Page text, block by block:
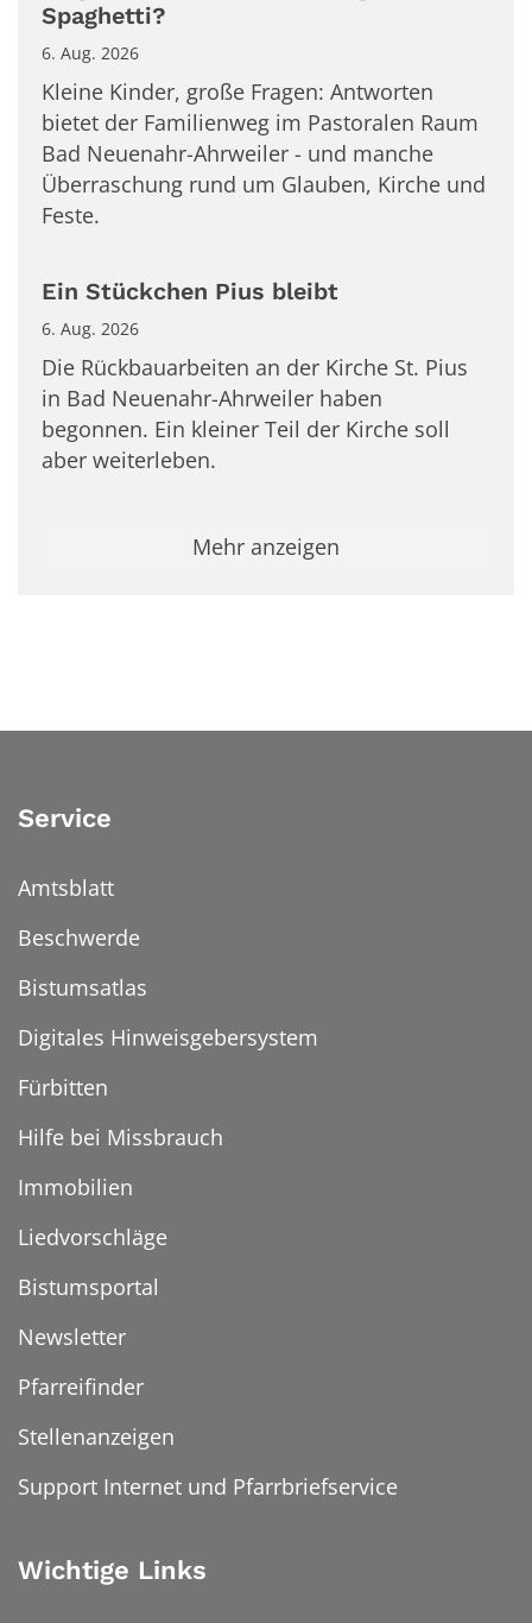
Spaghetti?
6. Aug. 2026
Kleine Kinder, große Fragen: Antworten
bietet der Familienweg im Pastoralen Raum
Bad Neuenahr-Ahrweiler - und manche
Überraschung rund um Glauben, Kirche und
Feste.
Ein Stückchen Pius bleibt
6. Aug. 2026
Die Rückbauarbeiten an der Kirche St. Pius
in Bad Neuenahr-Ahrweiler haben
begonnen. Ein kleiner Teil der Kirche soll
aber weiterleben.
Mehr anzeigen
Service
Amtsblatt
Beschwerde
Bistumsatlas
Digitales Hinweisgebersystem
Fürbitten
Hilfe bei Missbrauch
Immobilien
Liedvorschläge
Bistumsportal
Newsletter
Pfarreifinder
Stellenanzeigen
Support Internet und Pfarrbriefservice
Wichtige Links